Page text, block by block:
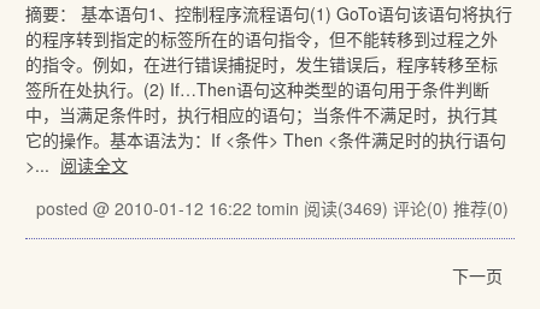
摘要： 基本语句1、控制程序流程语句(1) GoTo语句该语句将执行
的程序转到指定的标签所在的语句指令，但不能转移到过程之外
的指令。例如，在进行错误捕捉时，发生错误后，程序转移至标
签所在处执行。(2) If…Then语句这种类型的语句用于条件判断
中，当满足条件时，执行相应的语句；当条件不满足时，执行其
它的操作。基本语法为：If <条件> Then <条件满足时的执行语句
>... 阅读全文
posted @ 2010-01-12 16:22 tomin 阅读(3469) 评论(0) 推荐(0)
下一页